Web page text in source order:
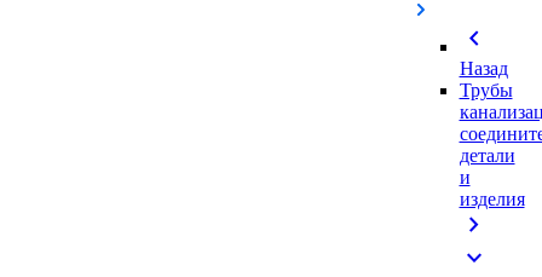
chevron_left
Назад
Трубы
детали
и
изделия
chevron_right
expand_more